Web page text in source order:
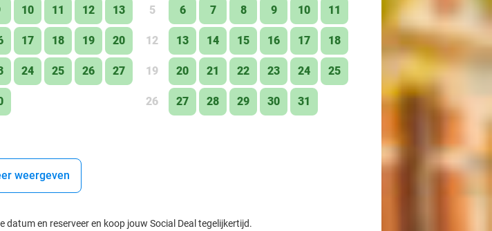
10 11 12 13
17 18 19 20
24 25 26 27
5 6 7 8 9 10 11
12 13 14 15 16 17 18
19 20 21 22 23 24 25
26 27 28 29 30 31
weergeven
datum en reserveer en koop jouw Social Deal tegelijkertijd.